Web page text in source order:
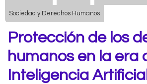
Sociedad y Derechos Humanos
Protección de los
humanos en la era
Inteligencia